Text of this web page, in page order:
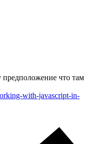
что там
with-javascript-in-